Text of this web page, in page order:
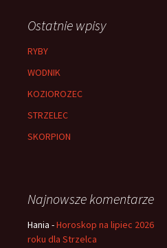
Ostatnie wpisy
RYBY
WODNIK
KOZIOROZEC
STRZELEC
SKORPION
Najnowsze komentarze
Hania -Horoskop na lipiec 2026
roku dla Strzelca